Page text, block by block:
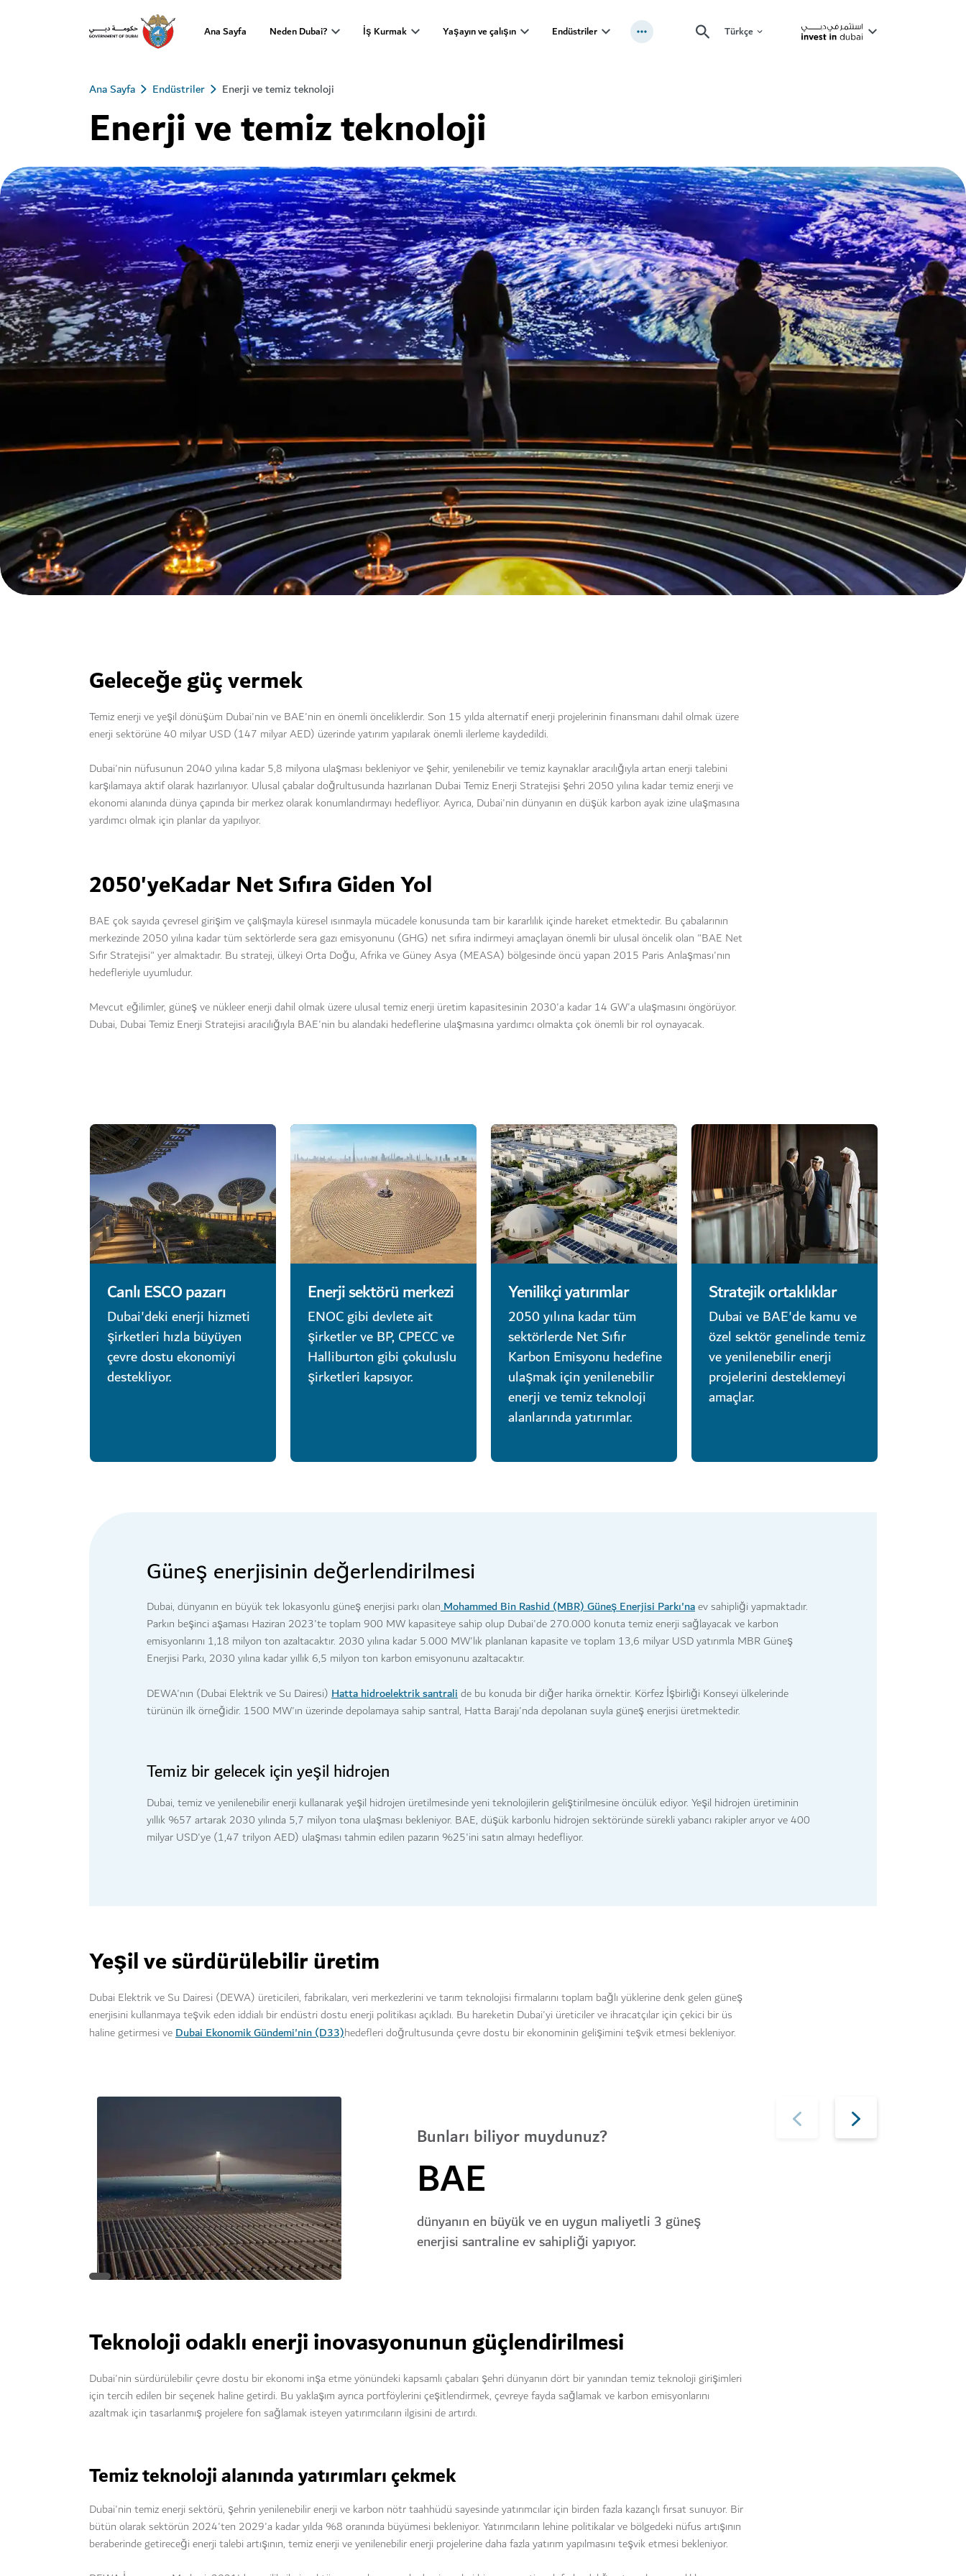
Ana Sayfa Neden Dubai? İş Kurmak Yaşayın ve çalışın Endüstriler Türkçe
Ana Sayfa Endüstriler Enerji ve temiz teknoloji
Enerji ve temiz teknoloji
Geleceğe güç vermek
Temiz enerji ve yeşil dönüşüm Dubai'nin ve BAE'nin en önemli önceliklerdir. Son 15 yılda alternatif enerji projelerinin finansmanı dahil olmak üzere
enerji sektörüne 40 milyar USD (147 milyar AED) üzerinde yatırım yapılarak önemli ilerleme kaydedildi.
Dubai'nin nüfusunun 2040 yılına kadar 5,8 milyona ulaşması bekleniyor ve şehir, yenilenebilir ve temiz kaynaklar aracılığıyla artan enerji talebini
karşılamaya aktif olarak hazırlanıyor. Ulusal çabalar doğrultusunda hazırlanan Dubai Temiz Enerji Stratejisi şehri 2050 yılına kadar temiz enerji ve
ekonomi alanında dünya çapında bir merkez olarak konumlandırmayı hedefliyor. Ayrıca, Dubai'nin dünyanın en düşük karbon ayak izine ulaşmasına
yardımcı olmak için planlar da yapılıyor.
2050'yeKadar Net Sıfıra Giden Yol
BAE çok sayıda çevresel girişim ve çalışmayla küresel ısınmayla mücadele konusunda tam bir kararlılık içinde hareket etmektedir. Bu çabalarının
merkezinde 2050 yılına kadar tüm sektörlerde sera gazı emisyonunu (GHG) net sıfıra indirmeyi amaçlayan önemli bir ulusal öncelik olan "BAE Net
Sıfır Stratejisi" yer almaktadır. Bu strateji, ülkeyi Orta Doğu, Afrika ve Güney Asya (MEASA) bölgesinde öncü yapan 2015 Paris Anlaşması'nın
hedefleriyle uyumludur.
Mevcut eğilimler, güneş ve nükleer enerji dahil olmak üzere ulusal temiz enerji üretim kapasitesinin 2030'a kadar 14 GW'a ulaşmasını öngörüyor.
Dubai, Dubai Temiz Enerji Stratejisi aracılığıyla BAE'nin bu alandaki hedeflerine ulaşmasına yardımcı olmakta çok önemli bir rol oynayacak.
Canlı ESCO pazarı
Dubai'deki enerji hizmeti
şirketleri hızla büyüyen
çevre dostu ekonomiyi
destekliyor.
Enerji sektörü merkezi
ENOC gibi devlete ait
şirketler ve BP, CPECC ve
Halliburton gibi çokuluslu
şirketleri kapsıyor.
Yenilikçi yatırımlar
2050 yılına kadar tüm
sektörlerde Net Sıfır
Karbon Emisyonu hedefine
ulaşmak için yenilenebilir
enerji ve temiz teknoloji
alanlarında yatırımlar.
Stratejik ortaklıklar
Dubai ve BAE'de kamu ve
özel sektör genelinde temiz
ve yenilenebilir enerji
projelerini desteklemeyi
amaçlar.
Güneş enerjisinin değerlendirilmesi
Dubai, dünyanın en büyük tek lokasyonlu güneş enerjisi parkı olanMohammed Bin Rashid (MBR) Güneş Enerjisi Parkı'naev sahipliği yapmaktadır.
Parkın beşinci aşaması Haziran 2023'te toplam 900 MW kapasiteye sahip olup Dubai'de 270.000 konuta temiz enerji sağlayacak ve karbon
emisyonlarını 1,18 milyon ton azaltacaktır. 2030 yılına kadar 5.000 MW'lık planlanan kapasite ve toplam 13,6 milyar USD yatırımla MBR Güneş
Enerjisi Parkı, 2030 yılına kadar yıllık 6,5 milyon ton karbon emisyonunu azaltacaktır.
DEWA'nın (Dubai Elektrik ve Su Dairesi) Hatta hidroelektrik santralide bu konuda bir diğer harika örnektir. Körfez İşbirliği Konseyi ülkelerinde
türünün ilk örneğidir. 1500 MW'ın üzerinde depolamaya sahip santral, Hatta Barajı'nda depolanan suyla güneş enerjisi üretmektedir.
Temiz bir gelecek için yeşil hidrojen
Dubai, temiz ve yenilenebilir enerji kullanarak yeşil hidrojen üretilmesinde yeni teknolojilerin geliştirilmesine öncülük ediyor. Yeşil hidrojen üretiminin
yıllık %57 artarak 2030 yılında 5,7 milyon tona ulaşması bekleniyor. BAE, düşük karbonlu hidrojen sektöründe sürekli yabancı rakipler arıyor ve 400
milyar USD'ye (1,47 trilyon AED) ulaşması tahmin edilen pazarın %25'ini satın almayı hedefliyor.
Yeşil ve sürdürülebilir üretim
Dubai Elektrik ve Su Dairesi (DEWA) üreticileri, fabrikaları, veri merkezlerini ve tarım teknolojisi firmalarını toplam bağlı yüklerine denk gelen güneş
enerjisini kullanmaya teşvik eden iddialı bir endüstri dostu enerji politikası açıkladı. Bu hareketin Dubai'yi üreticiler ve ihracatçılar için çekici bir üs
haline getirmesi veDubai Ekonomik Gündemi'nin (D33)hedefleri doğrultusunda çevre dostu bir ekonominin gelişimini teşvik etmesi bekleniyor.
Bunları biliyor muydunuz?
BAE
dünyanın en büyük ve en uygun maliyetli 3 güneş
enerjisi santraline ev sahipliği yapıyor.
Teknoloji odaklı enerji inovasyonunun güçlendirilmesi
Dubai'nin sürdürülebilir çevre dostu bir ekonomi inşa etme yönündeki kapsamlı çabaları şehri dünyanın dört bir yanından temiz teknoloji girişimleri
için tercih edilen bir seçenek haline getirdi. Bu yaklaşım ayrıca portföylerini çeşitlendirmek, çevreye fayda sağlamak ve karbon emisyonlarını
azaltmak için tasarlanmış projelere fon sağlamak isteyen yatırımcıların ilgisini de artırdı.
Temiz teknoloji alanında yatırımları çekmek
Dubai'nin temiz enerji sektörü, şehrin yenilenebilir enerji ve karbon nötr taahhüdü sayesinde yatırımcılar için birden fazla kazançlı fırsat sunuyor. Bir
bütün olarak sektörün 2024'ten 2029'a kadar yılda %8 oranında büyümesi bekleniyor. Yatırımcıların lehine politikalar ve bölgedeki nüfus artışının
beraberinde getireceği enerji talebi artışının, temiz enerji ve yenilenebilir enerji projelerine daha fazla yatırım yapılmasını teşvik etmesi bekleniyor.